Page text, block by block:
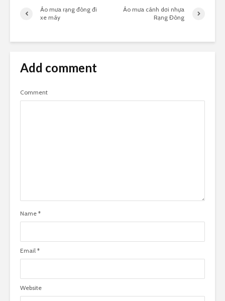
Áo mưa rạng đông đi
xe máy
Áo mưa cánh dơi nhựa
Rạng Đông
Add comment
Comment
Name *
Email *
Website